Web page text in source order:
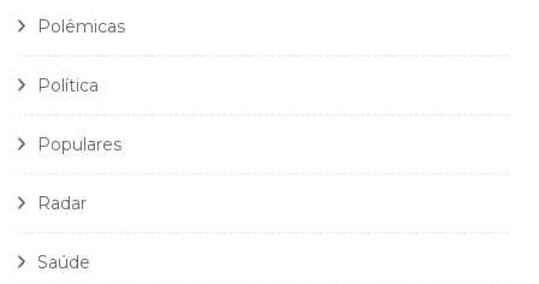
Polêmicas
Política
Populares
Radar
Saúde